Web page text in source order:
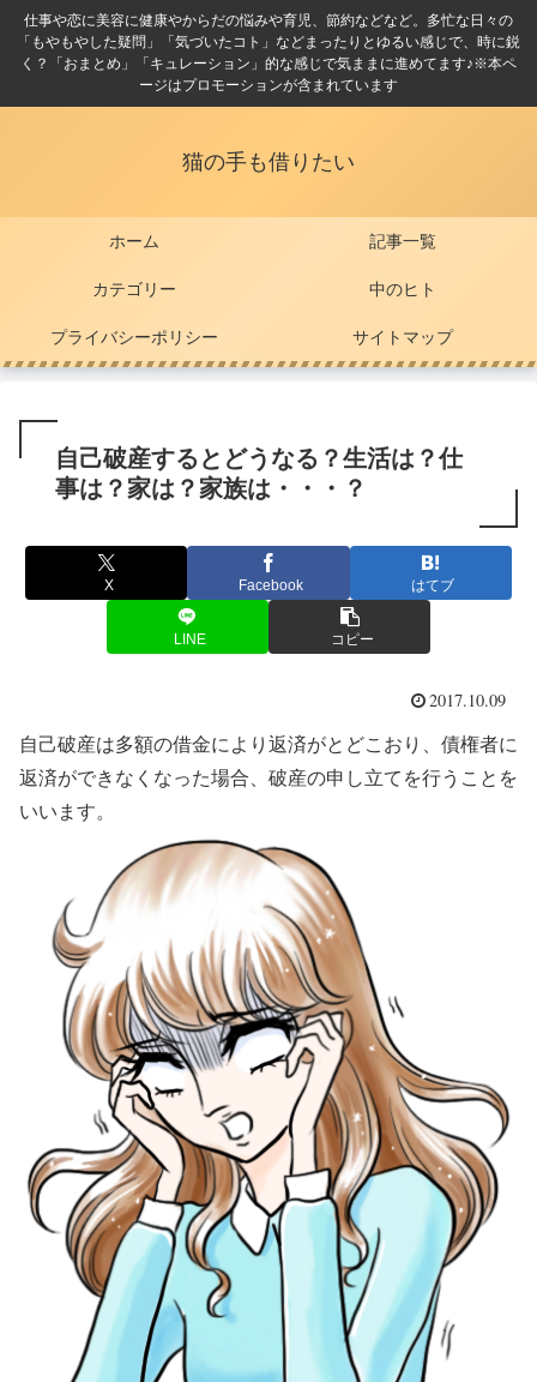
仕事や恋に美容に健康やからだの悩みや育児、節約などなど。多忙な日々の
「もやもやした疑問」「気づいたコト」などまったりとゆるい感じで、時に鋭
く？「おまとめ」「キュレーション」的な感じで気ままに進めてます♪※本ペ
ージはプロモーションが含まれています
猫の手も借りたい
ホーム 記事一覧
カテゴリー 中のヒト
プライバシーポリシー サイトマップ
自己破産するとどうなる？生活は？仕
事は？家は？家族は・・・？
X Facebook はてブ
LINE コピー
2017.10.09
自己破産は多額の借金により返済がとどこおり、債権者に
返済ができなくなった場合、破産の申し立てを行うことを
いいます。